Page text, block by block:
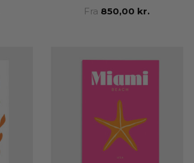
Fra 850,00 kr.